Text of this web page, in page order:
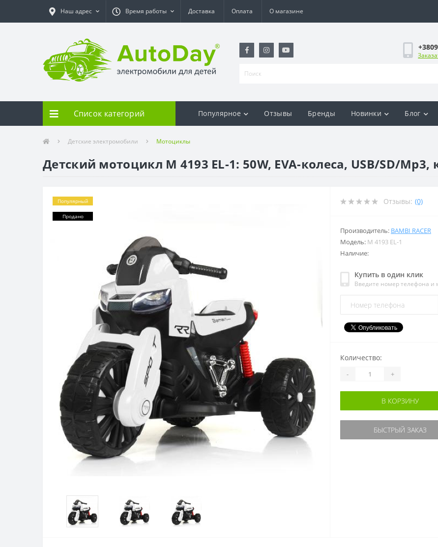
Наш адрес Время работы Доставка Оплата О магазине
Список категорий Популярное Отзывы Бренды Новинки Блог
Детские электромобили Мотоциклы
Детский мотоцикл M 4193 EL-1: 50W, EVA-колеса, USB/SD/
Популярный
Продано
Отзывы: (0)
Производитель: BAMBI RACER
Модель: M 4193 EL-1
Наличие:
Купить в один клик
Введите номер телефона и
Количество:
- +
В КОРЗИНУ
БЫСТРЫЙ ЗАКАЗ